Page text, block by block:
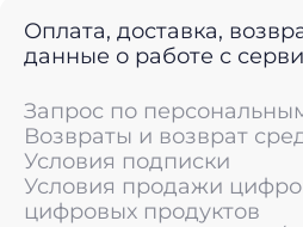
Оплата, доставка,
данные о работе с
Запрос по
Возвраты и возврат
Условия подписки
Условия продажи
цифровых продуктов